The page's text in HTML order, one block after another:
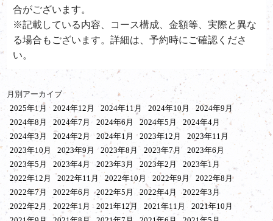
合がございます。
※記載している内容、コース構成、金額等、実際と異な
る場合もございます。詳細は、予約時にご確認くださ
い。
月別アーカイブ
2025年1月
2024年12月 2024年11月 2024年10月
2024年9月
2024年8月
2024年7月 2024年6月 2024年5月
2024年4月
2024年3月
2024年2月 2024年1月 2023年12月
2023年11月
2023年10月
2023年9月 2023年8月 2023年7月
2023年6月
2023年5月
2023年4月 2023年3月 2023年2月
2023年1月
2022年12月
2022年11月 2022年10月 2022年9月
2022年8月
2022年7月
2022年6月 2022年5月 2022年4月
2022年3月
2022年2月
2022年1月 2021年12月 2021年11月
2021年10月